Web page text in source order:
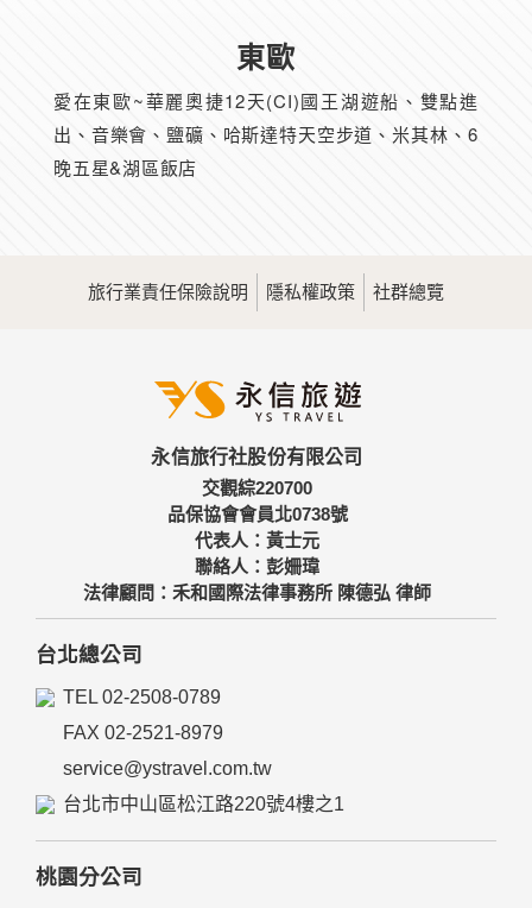
東歐
愛在東歐~華麗奧捷12天(CI)國王湖遊船、雙點進
出、音樂會、鹽礦、哈斯達特天空步道、米其林、6
晚五星&湖區飯店
旅行業責任保險說明 隱私權政策 社群總覽
永信旅行社股份有限公司
交觀綜220700
品保協會會員北0738號
代表人：黃士元
聯絡人：彭姍瑋
法律顧問：禾和國際法律事務所 陳德弘 律師
台北總公司
TEL 02-2508-0789
FAX 02-2521-8979
service@ystravel.com.tw
台北市中山區松江路220號4樓之1
桃園分公司